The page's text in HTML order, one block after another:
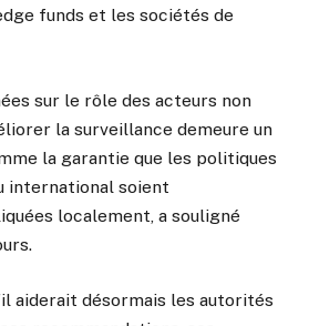
funds et les sociétés de
sur le rôle des acteurs non
la surveillance demeure un
la garantie que les politiques
international soient
localement, a souligné
aiderait désormais les autorités